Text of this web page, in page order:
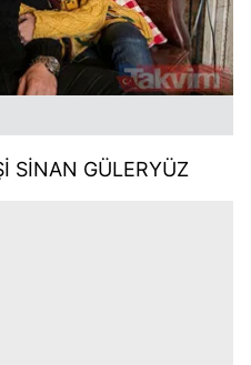
SİNAN GÜLERYÜZ